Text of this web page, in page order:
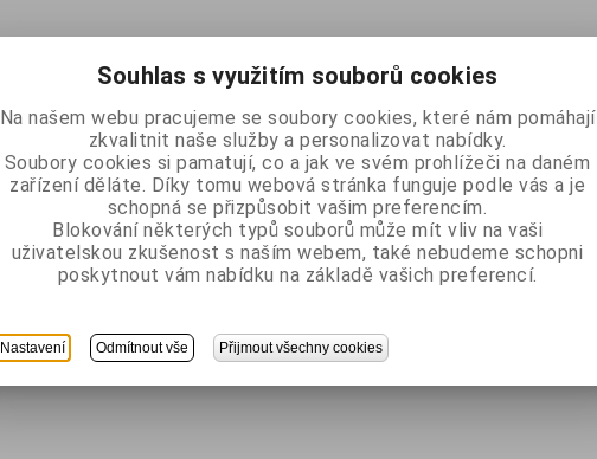
Souhlas s využitím souborů cookies
Na našem webu pracujeme se soubory cookies, které nám pomáhají
zkvalitnit naše služby a personalizovat nabídky.
Soubory cookies si pamatují, co a jak ve svém prohlížeči na daném
zařízení děláte. Díky tomu webová stránka funguje podle vás a je
schopná se přizpůsobit vašim preferencím.
Blokování některých typů souborů může mít vliv na vaši
uživatelskou zkušenost s naším webem, také nebudeme schopni
poskytnout vám nabídku na základě vašich preferencí.
Nastavení Odmítnout vše Přijmout všechny cookies